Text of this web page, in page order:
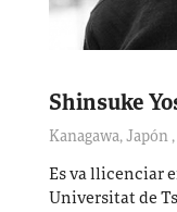
Shinsuke
Kanagawa, Japón ,
Es va llicenciar
Universitat de